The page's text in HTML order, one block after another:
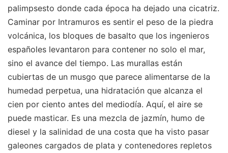
palimpsesto donde cada época ha dejado una cicatriz.
Caminar por Intramuros es sentir el peso de la piedra
volcánica, los bloques de basalto que los ingenieros
españoles levantaron para contener no solo el mar,
sino el avance del tiempo. Las murallas están
cubiertas de un musgo que parece alimentarse de la
humedad perpetua, una hidratación que alcanza el
cien por ciento antes del mediodía. Aquí, el aire se
puede masticar. Es una mezcla de jazmín, humo de
diesel y la salinidad de una costa que ha visto pasar
galeones cargados de plata y contenedores repletos